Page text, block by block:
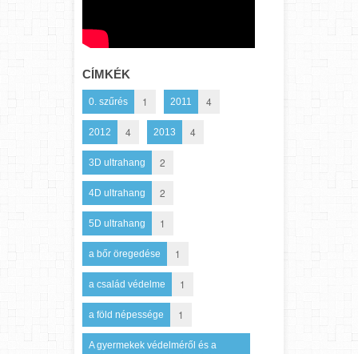
CÍMKÉK
0. szűrés 1 2011 4
2012 4 2013 4
3D ultrahang 2
4D ultrahang 2
5D ultrahang 1
a bőr öregedése 1
a család védelme 1
a föld népessége 1
A gyermekek védelméről és a